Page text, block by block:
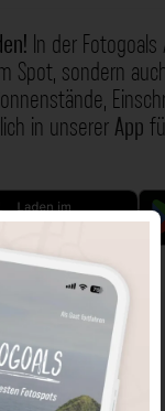
In der
Spot, sondern
in unsererApp